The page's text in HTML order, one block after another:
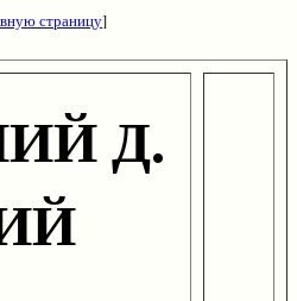
страницу]
Д.